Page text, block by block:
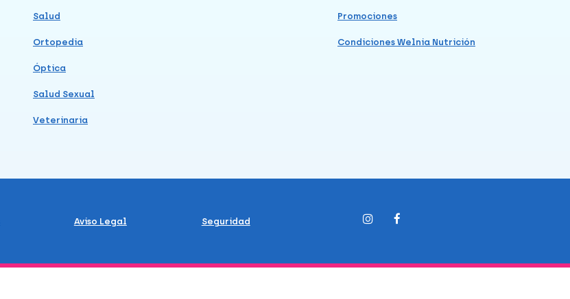
Salud
Ortopedia
Óptica
Salud Sexual
Veterinaria
Promociones
Condiciones Welnia Nutrición
Aviso Legal Seguridad